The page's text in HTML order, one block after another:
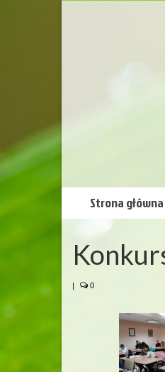
Strona główna
| 0